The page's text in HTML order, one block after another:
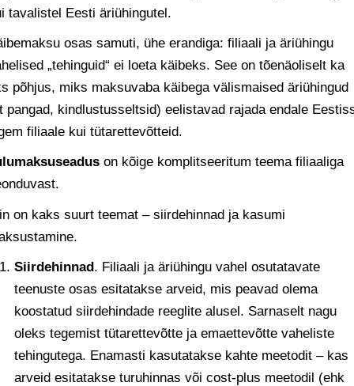
tavalistel Eesti äriühingutel.
osas samuti, ühe erandiga: filiaali ja äriühingu
„tehinguid“ ei loeta käibeks. See on tõenäoliselt ka
põhjus, miks maksuvaba käibega välismaised äriühingud
pangad, kindlustusseltsid) eelistavad rajada endale
filiaale kui tütarettevõtteid.
on kõige komplitseeritum teema filiaaliga
on kaks suurt teemat – siirdehinnad ja kasumi
Siirdehinnad. Filiaali ja äriühingu vahel osutatavate
teenuste osas esitatakse arveid, mis peavad olema
koostatud siirdehindade reeglite alusel. Sarnaselt nagu
oleks tegemist tütarettevõtte ja emaettevõtte vaheliste
tehingutega. Enamasti kasutatakse kahte meetodit – kas
arveid esitatakse turuhinnas või cost-plus meetodil (ehk